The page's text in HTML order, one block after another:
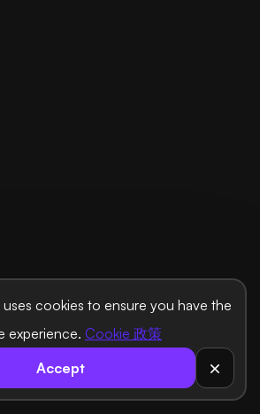
cookies to ensure you have the
experience. Cookie 政策
Accept